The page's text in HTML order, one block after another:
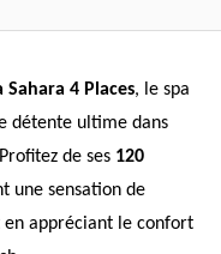
Sahara 4 Places, le spa
détente ultime dans
de ses 120
une sensation de
appréciant le confort